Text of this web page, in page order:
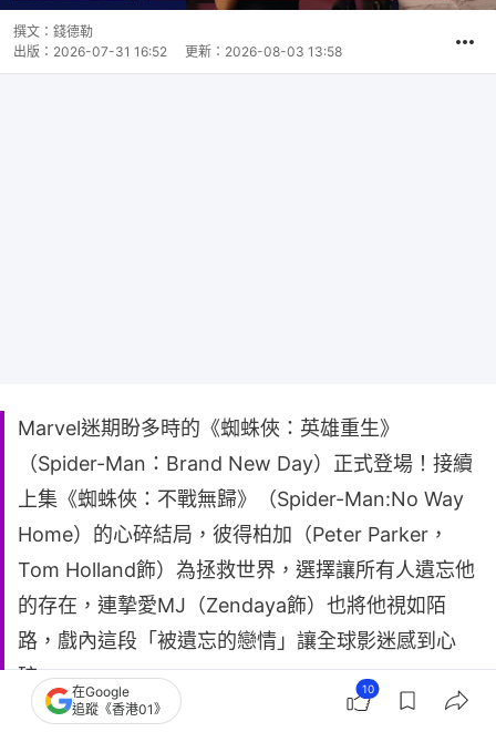
撰文： 錢德勒
出版： 2026-07-31 16:52 更新： 2026-08-03 13:58
Marvel迷期盼多時的《蜘蛛俠：英雄重生》
（Spider-Man：Brand New Day）正式登場！接續
上集《蜘蛛俠：不戰無歸》（Spider-Man:No Way
Home）的心碎結局，彼得柏加（Peter Parker，
Tom Holland飾）為拯救世界，選擇讓所有人遺忘他
的存在，連摯愛MJ（Zendaya飾）也將他視如陌
路，戲內這段「被遺忘的戀情」讓全球影迷感到心
碎。
在Google
追蹤《香港01》
10